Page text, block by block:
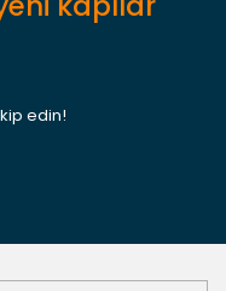
edin!